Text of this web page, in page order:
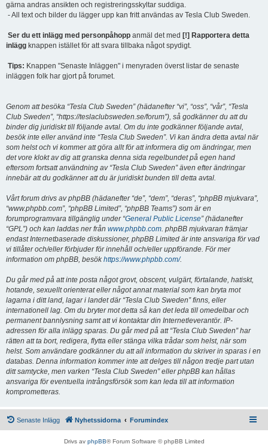
gärna andras ansikten och registreringsskyltar suddiga.
- All text och bilder du lägger upp kan fritt användas av Tesla Club Sweden.
Ser du ett inlägg med personpåhopp anmäl det med [!] Rapportera detta
inlägg knappen istället för att svara tillbaka något spydigt.
Tips: Knappen "Senaste Inläggen" i menyraden överst listar de senaste
inläggen folk har gjort på forumet.
Genom att besöka “Tesla Club Sweden” (hädanefter “vi”, “oss”, “vår”, “Tesla
Club Sweden”, “https://teslaclubsweden.se/forum”), så godkänner du att du
binder dig juridiskt till följande avtal. Om du inte godkänner följande avtal,
besök inte eller använd inte “Tesla Club Sweden”. Vi kan ändra detta avtal när
som helst och vi kommer att göra allt för att informera dig om ändringar, men
det vore klokt av dig att granska denna sida regelbundet på egen hand
eftersom fortsatt användning av “Tesla Club Sweden” även efter ändringar
innebär att du godkänner att du är juridiskt bunden till detta avtal.
Vårt forum drivs av phpBB (hädanefter “de”, “dem”, “deras”, “phpBB mjukvara”,
“www.phpbb.com”, “phpBB Limited”, “phpBB Teams”) som är en
forumprogramvara tillgänglig under “General Public License” (hädanefter
“GPL”) och kan laddas ner från www.phpbb.com. phpBB mjukvaran främjar
endast Internetbaserade diskussioner, phpBB Limited är inte ansvariga för vad
vi tillåter och/eller förbjuder för innehåll och/eller uppförande. För mer
information om phpBB, besökhttps://www.phpbb.com/.
Du går med på att inte posta något grovt, obscent, vulgärt, förtalande, hatiskt,
hotande, sexuellt orienterat eller något annat material som kan bryta mot
lagarna i ditt land, lagar i landet där “Tesla Club Sweden” finns, eller
internationell lag. Om du bryter mot detta så kan det leda till omedelbar och
permanent bannlysning samt att vi kontaktar din Internetleverantör. IP-
adressen för alla inlägg sparas. Du går med på att “Tesla Club Sweden” har
rätten att ta bort, redigera, flytta eller stänga vilka trådar som helst, när som
helst. Som användare godkänner du att all information du skriver in sparas i en
databas. Denna information kommer inte att delges till någon tredje part utan
ditt samtycke, men varken “Tesla Club Sweden” eller phpBB kan hållas
ansvariga för eventuella intrångsförsök som kan leda till att information
komprometteras.
Senaste Inlägg Nyhetssidorna Forumindex
Drivs av phpBB® Forum Software © phpBB Limited